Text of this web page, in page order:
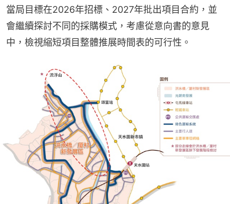
當局目標在2026年招標、2027年批出項目合約，並
會繼續探討不同的採購模式，考慮從意向書的意見
中，檢視縮短項目整體推展時間表的可行性。